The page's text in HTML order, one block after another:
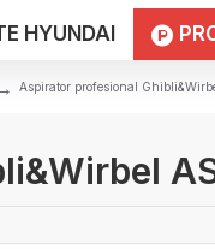
HYUNDAI
Aspirator profesional